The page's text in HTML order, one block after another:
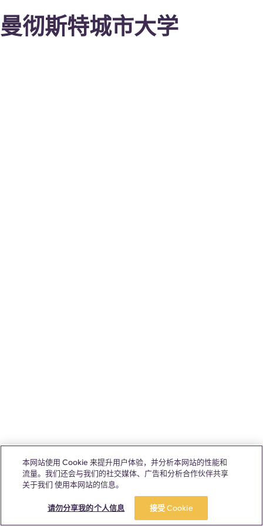
曼彻斯特城市大学
本网站使用 Cookie 来提升用户体验，并分析本网站的性能和
流量。我们还会与我们的社交媒体、广告和分析合作伙伴共享
关于我们 使用本网站的信息。
请勿分享我的个人信息 接受 Cookie